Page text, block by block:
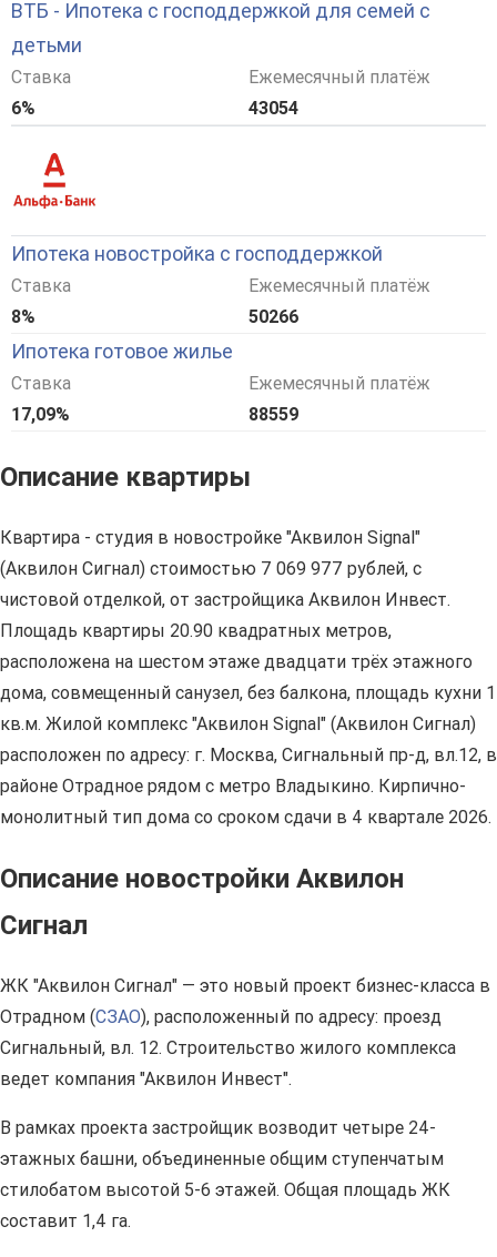
ВТБ - Ипотека с господдержкой для семей с
детьми
Ставка
6%
Ежемесячный платёж
43054
Ипотека новостройка с господдержкой
Ставка
8%
Ежемесячный платёж
50266
Ипотека готовое жилье
Ставка
17,09%
Ежемесячный платёж
88559
Описание квартиры
Квартира - студия в новостройке "Аквилон Signal"
(Аквилон Сигнал) стоимостью 7 069 977 рублей, с
чистовой отделкой, от застройщика Аквилон Инвест.
Площадь квартиры 20.90 квадратных метров,
расположена на шестом этаже двадцати трёх этажного
дома, совмещенный санузел, без балкона, площадь кухни 1
кв.м. Жилой комплекс "Аквилон Signal" (Аквилон Сигнал)
расположен по адресу: г. Москва, Сигнальный пр-д, вл.12, в
районе Отрадное рядом с метро Владыкино. Кирпично-
монолитный тип дома со сроком сдачи в 4 квартале 2026.
Описание новостройки Аквилон
Сигнал
ЖК "Аквилон Сигнал" — это новый проект бизнес-класса в
Отрадном (СЗАО), расположенный по адресу: проезд
Сигнальный, вл. 12. Строительство жилого комплекса
ведет компания "Аквилон Инвест".
В рамках проекта застройщик возводит четыре 24-
этажных башни, объединенные общим ступенчатым
стилобатом высотой 5-6 этажей. Общая площадь ЖК
составит 1,4 га.